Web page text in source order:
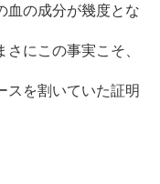
血の成分が幾度とな
にこの事実こそ、
スを割いていた証明